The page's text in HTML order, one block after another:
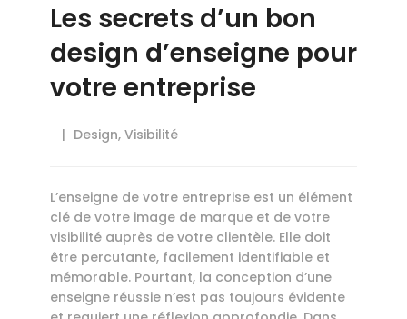
Les secrets d’un bon
design d’enseigne pour
votre entreprise
Design, Visibilité
L’enseigne de votre entreprise est un élément
clé de votre image de marque et de votre
visibilité auprès de votre clientèle. Elle doit
être percutante, facilement identifiable et
mémorable. Pourtant, la conception d’une
enseigne réussie n’est pas toujours évidente